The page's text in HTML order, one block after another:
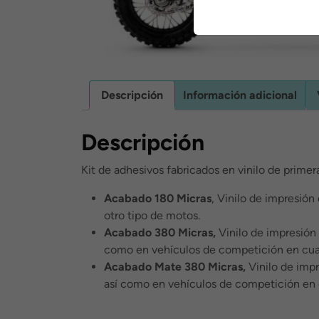
Descripción Información adicional
Descripción
Kit de adhesivos fabricados en vinilo de
Acabado 180 Micras, Vinilo de impresión
otro tipo de motos.
Acabado 380 Micras, Vinilo de impresión
como en vehículos de competición en
Acabado Mate 380 Micras, Vinilo de
así como en vehículos de competición en